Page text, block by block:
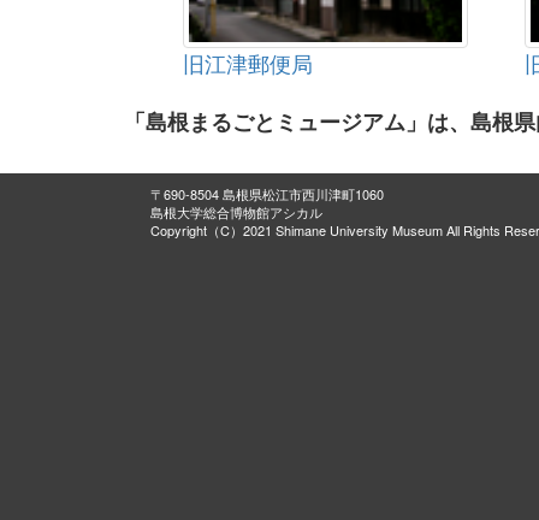
旧江津郵便局
「島根まるごとミュージアム」は、島根
〒690-8504 島根県松江市西川津町1060
島根大学総合博物館アシカル
Copyright（C）2021 Shimane University Museum All Rights